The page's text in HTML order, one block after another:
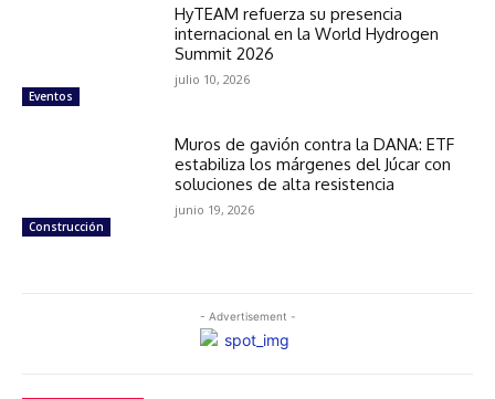
Eventos
HyTEAM refuerza su presencia
internacional en la World Hydrogen
Summit 2026
julio 10, 2026
Construcción
Muros de gavión contra la DANA: ETF
estabiliza los márgenes del Júcar con
soluciones de alta resistencia
junio 19, 2026
- Advertisement -